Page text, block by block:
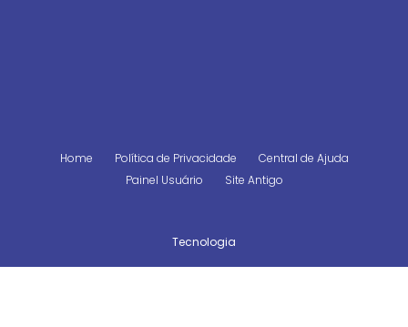
Home Política de Privacidade
Central de Ajuda
Painel Usuário
Site Antigo
Tecnologia